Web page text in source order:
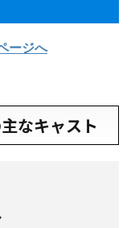
ージへ
なキャスト